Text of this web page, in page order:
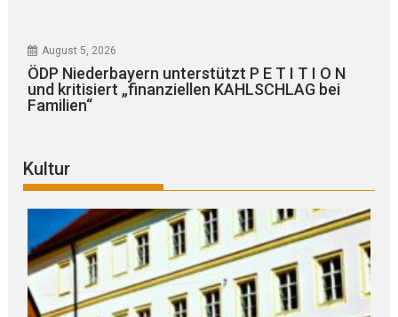
August 5, 2026
ÖDP Niederbayern unterstützt P E T I T I O N
und kritisiert „finanziellen KAHLSCHLAG bei
Familien“
Kultur